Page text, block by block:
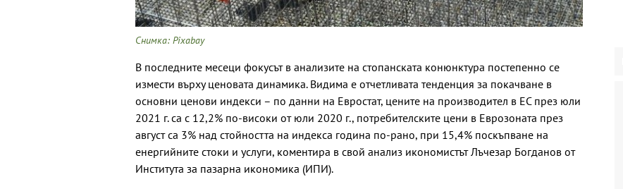
Снимка: Pixabay
В последните месеци фокусът в анализите на стопанската конюнктура постепенно се
измести върху ценовата динамика. Видима е отчетливата тенденция за покачване в
основни ценови индекси – по данни на Евростат, цените на производител в ЕС през юли
2021 г. са с 12,2% по-високи от юли 2020 г., потребителските цени в Еврозоната през
август са 3% над стойността на индекса година по-рано, при 15,4% поскъпване на
енергийните стоки и услуги, коментира в свой анализ икономистът Лъчезар Богданов от
Института за пазарна икономика (ИПИ).